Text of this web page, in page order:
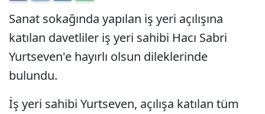
Sanat sokağında yapılan iş yeri açılışına
katılan davetliler iş yeri sahibi Hacı Sabri
Yurtseven'e hayırlı olsun dileklerinde
bulundu.
İş yeri sahibi Yurtseven, açılışa katılan tüm